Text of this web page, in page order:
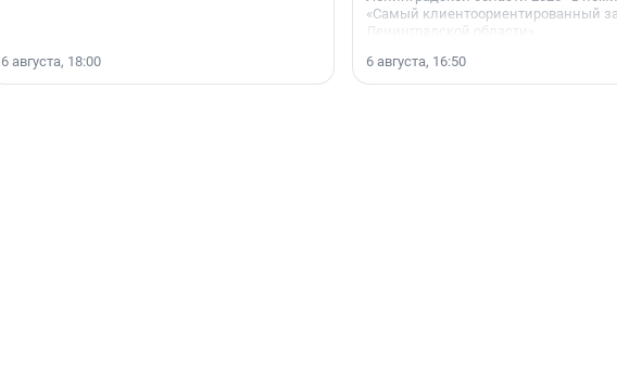
6 августа, 18:00
«Самый клиентоориентированный
Ленинградской области».
6 августа, 16:50